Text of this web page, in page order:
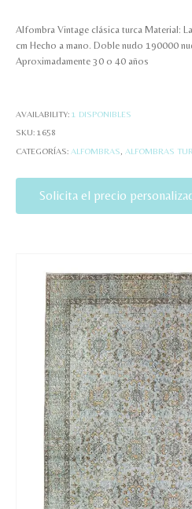
Alfombra Vintage clásica turca Material:
cm Hecho a mano. Doble nudo 190000
Aproximadamente 30 o 40 años
AVAILABILITY: 1 DISPONIBLES
SKU: 1658
CATEGORÍAS: ALFOMBRAS ALFOMBRAS
Solicita el precio